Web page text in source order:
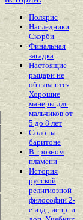
Полярис
Наследники
Скорби
Финальная
загадка
Настоящие
рыцари не
обзываются.
Хорошие
манеры для
мальчиков от
5 до 8 лет
Соло на
баритоне
В грозном
пламени
История
русской
религиозной
философии 2-
е изд., испр. и